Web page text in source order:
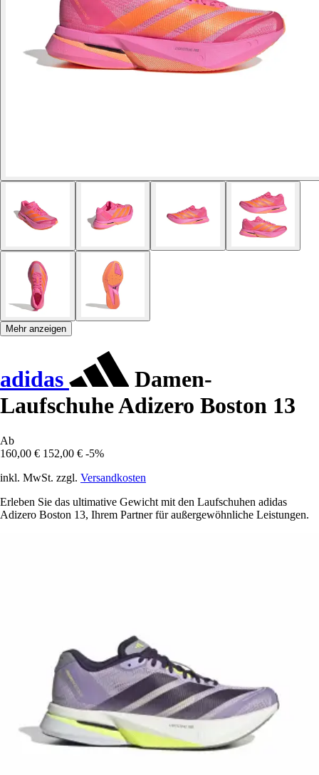
Mehr anzeigen
adidas
Damen-
Laufschuhe Adizero Boston 13
Ab
160,00 € 152,00 € -5%
inkl. MwSt. zzgl. Versandkosten
Erleben Sie das ultimative Gewicht mit den Laufschuhen adidas
Adizero Boston 13, Ihrem Partner für außergewöhnliche Leistungen.